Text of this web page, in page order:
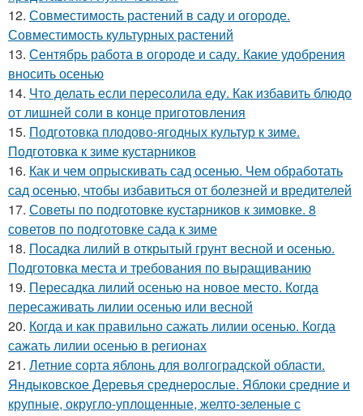
12. Совместимость растений в саду и огороде.
Совместимость культурных растений
13. Сентябрь работа в огороде и саду. Какие удобрения
вносить осенью
14. Что делать если пересолила еду. Как избавить блюдо
от лишней соли в конце приготовления
15. Подготовка плодово-ягодных культур к зиме.
Подготовка к зиме кустарников
16. Как и чем опрыскивать сад осенью. Чем обработать
сад осенью, чтобы избавиться от болезней и вредителей
17. Советы по подготовке кустарников к зимовке. 8
советов по подготовке сада к зиме
18. Посадка лилий в открытый грунт весной и осенью.
Подготовка места и требования по выращиванию
19. Пересадка лилий осенью на новое место. Когда
пересаживать лилии осенью или весной
20. Когда и как правильно сажать лилии осенью. Когда
сажать лилии осенью в регионах
21. Летние сорта яблонь для волгоградской области.
Яндыковское Деревья среднерослые. Яблоки средние и
крупные, округло-уплощенные, желто-зеленые с